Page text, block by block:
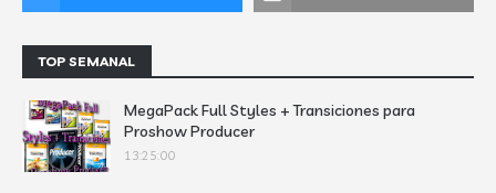
TOP SEMANAL
MegaPack Full Styles + Transiciones para
Proshow Producer
13:25:00